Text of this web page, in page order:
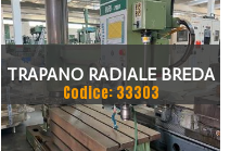
TRAPANO RADIALE BREDA
R 55 2000
Codice: 33303